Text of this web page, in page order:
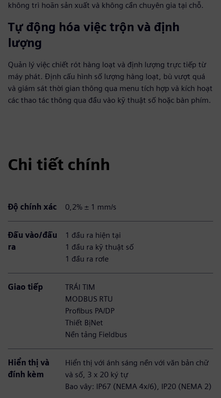
không trì hoãn sản xuất và không cần chuyên gia tại chỗ.
Tự động hóa việc trộn và định
lượng
Quản lý việc chiết rót hàng loạt và định lượng trực tiếp từ
máy phát. Định cấu hình số lượng hàng loạt, bù vượt quá
và giám sát thời gian thông qua menu tích hợp và kích hoạt
các thao tác thông qua đầu vào kỹ thuật số hoặc bàn phím.
Chi tiết chính
Độ chính xác 0,2% ± 1 mm/s
Đầu vào/đầu
ra
1 đầu ra hiện tại
1 đầu ra kỹ thuật số
1 đầu ra rơle
Giao tiếp
TRÁI TIM
MODBUS RTU
Profibus PA/DP
Thiết BịNet
Nền tảng Fieldbus
Hiển thị và
đính kèm
Hiển thị với ánh sáng nền với văn bản chữ
và số, 3 x 20 ký tự
Bao vây: IP67 (NEMA 4x/6), IP20 (NEMA 2)